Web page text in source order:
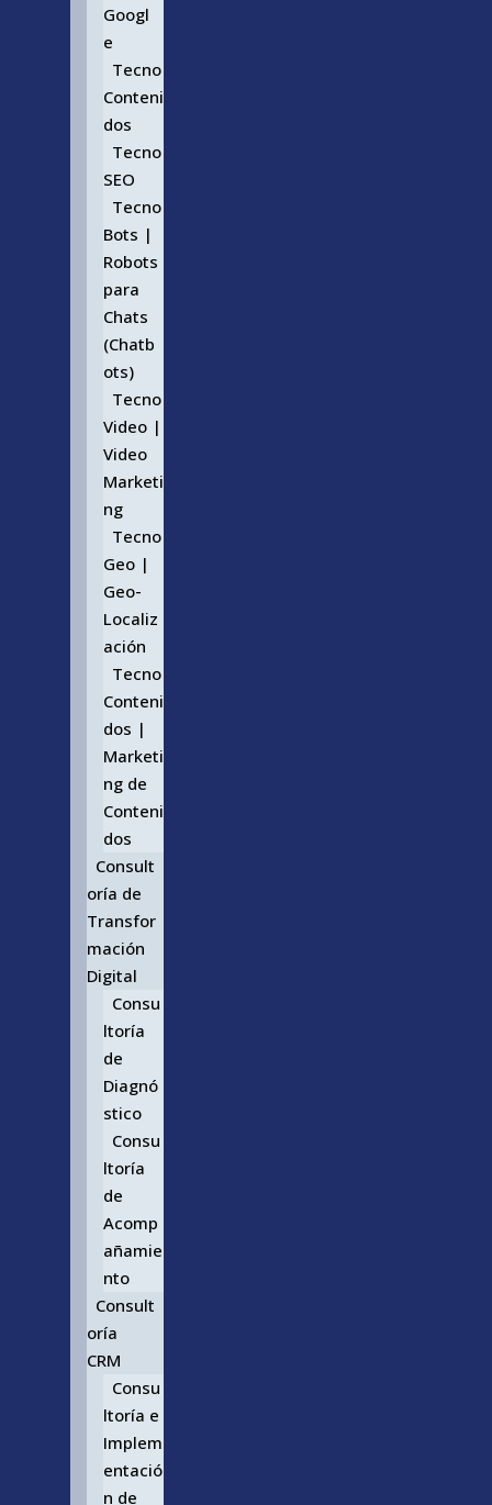
Googl
e
Tecno
Conteni
dos
Tecno
SEO
Tecno
Bots |
Robots
para
Chats
(Chatb
ots)
Tecno
Video |
Video
Marketi
ng
Tecno
Geo |
Geo-
Localiz
ación
Tecno
Conteni
dos |
Marketi
ng de
Conteni
dos
Consult
oría de
Transfor
mación
Digital
Consu
ltoría
de
Diagnó
stico
Consu
ltoría
de
Acomp
añamie
nto
Consult
oría
CRM
Consu
ltoría e
Implem
entació
n de